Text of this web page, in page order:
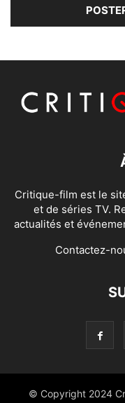
Critique-film est le
et de séries TV.
actualités et
Contactez-
© Copyright 2024